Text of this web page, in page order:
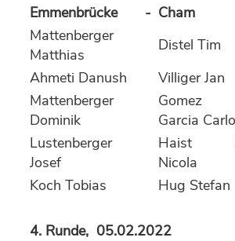
Emmenbrücke
- Cham
Mattenberger
Matthias
Distel Tim
Ahmeti Danush
Villiger Jan
Mattenberger
Dominik
Gomez
Garcia
Lustenberger
Josef
Haist
Nicola
Koch Tobias
Hug Stefan
4. Runde, 05.02.2022